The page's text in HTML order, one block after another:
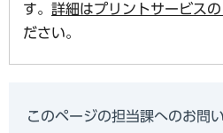
す。 詳細はプリントサービス
ださい。
このページの担当課へのお問